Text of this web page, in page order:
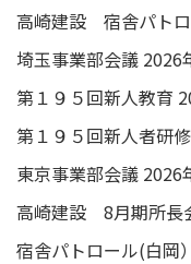
高崎建設 宿舎パト
埼玉事業部会議 2026
第１９５回新人教育
第１９５回新人者研
東京事業部会議 2026
高崎建設 8月期所長
宿舎パトロール(白岡）